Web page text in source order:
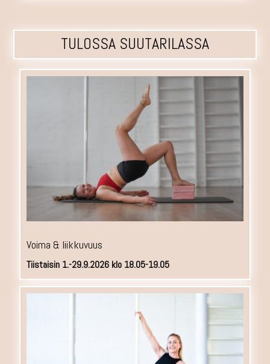
TULOSSA SUUTARILASSA
Voima & liikkuvuus
Tiistaisin 1.-29.9.2026 klo 18.05-19.05